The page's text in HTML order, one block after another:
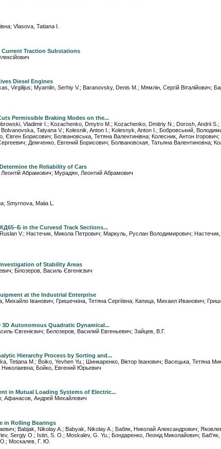
Vlasova, Tatiana I.
Traction Substations
Diesel Engines
Virgilijus; Myamlin, Serhiy V.; Baranovsky, Denis M.; Мямлін, Сергій Віталійович;
Permissible Braking Modes on the...
Vladimir I.; Kozachenko, Dmytro M.; Kozachenko, Dmitriy N.; Dorosh, Andrii
Tatyana V.; Kolesnik, Anton I.; Kolesnyk, Anton I.; Бобровський,
Євген Борисович; Болвановська, Тетяна Валентинівна; Колесник, Антон
Демченко, Евгений Борисович; Болвановская, Татьяна Валентиновна;
the Reliability of Cars
Абрамович; Мурадян, Леонтий Абрамович
Smyrnova, Maiia L.
in the Curvesd Track Sections...
V.; Настечик, Микола Петрович; Маркуль, Руслан Володимирович;
of Stability Areas
Білозеров, Василь Євгенієвич
at the Industrial Enterprise
Михайло Іванович; Гришечкіна, Тетяна Сергіївна; Капица, Михаил Иванович;
Autonomous Quadratic Dynamical...
Євгенієвич; Белозеров, Василий Евгеньевич; Зайцев, В.Г.
Hierarchy Process by Sorting and...
Tetiana M.; Boiko, Yevhen Yu.; Шинкаренко, Віктор Іванович; Васецька, Тетяна
Николаевна; Бойко, Евгений Юрьевич
in Mutual Loading Systems of Electric...
Афанасов, Андрей Михайлович
in Rolling Bearings
Babjak, Nikolay A.; Babyak, Nikolay A.; Бабяк, Николай Александрович;
Sergiy O.; Istin, S. O.; Moskalev, G. Yu.; Бондаренко, Леонід Миколайович;
Ю.; Москалев, Г. Ю.